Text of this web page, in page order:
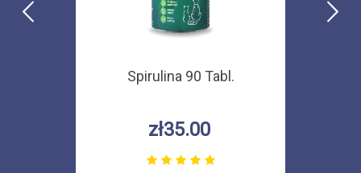
Spirulina 90 Tabl.
zł35.00